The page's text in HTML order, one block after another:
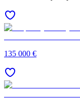
135 000 €